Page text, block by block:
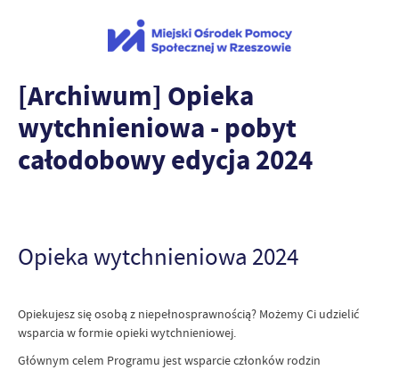
[Archiwum] Opieka
wytchnieniowa - pobyt
całodobowy edycja 2024
Opieka wytchnieniowa 2024
Opiekujesz się osobą z niepełnosprawnością? Możemy Ci udzielić
wsparcia w formie opieki wytchnieniowej.
Głównym celem Programu jest wsparcie członków rodzin